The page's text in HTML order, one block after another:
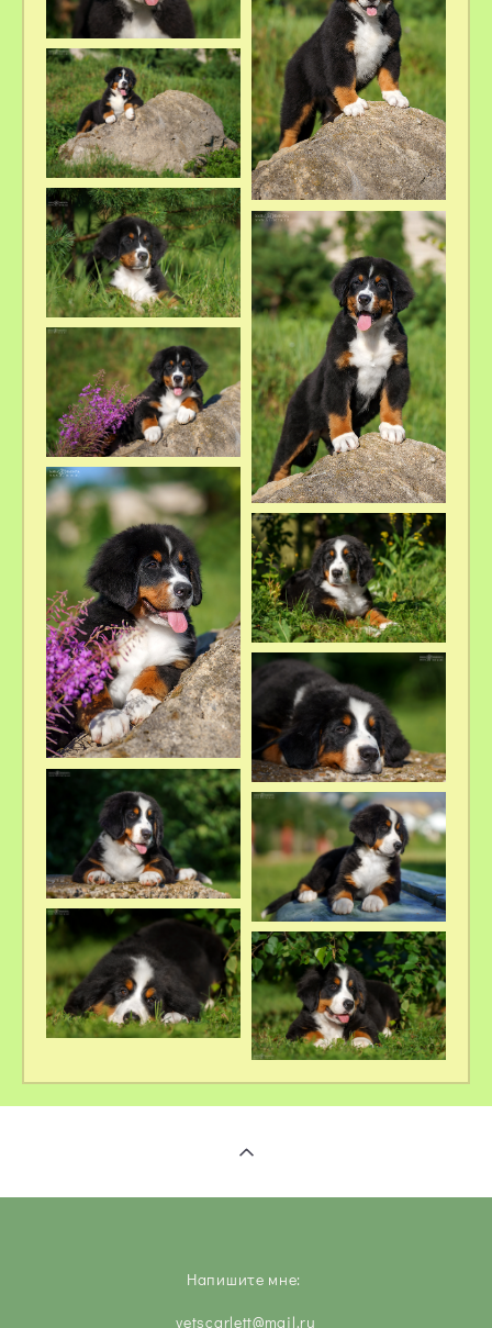
Напишите мне:
vetscarlett@mail.ru